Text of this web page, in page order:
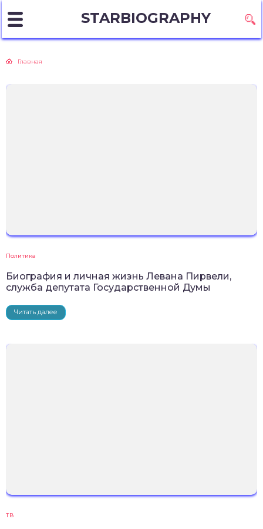
STARBIOGRAPHY
Главная
Политика
Биография и личная жизнь Левана Пирвели,
служба депутата Государственной Думы
Читать далее
ТВ